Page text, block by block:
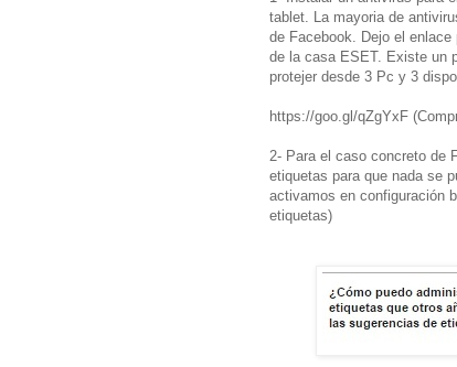
tablet. La mayoria de
de Facebook. Dejo el
de la casa ESET. Existe un
protejer desde 3 Pc y 3
https://goo.gl/qZgYxF
2- Para el caso concreto de
etiquetas para que nada se
activamos en configuración
etiquetas)